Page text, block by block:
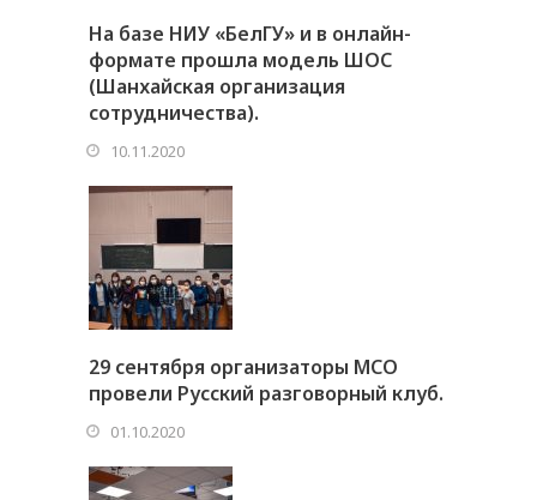
На базе НИУ «БелГУ» и в онлайн-
формате прошла модель ШОС
(Шанхайская организация
сотрудничества).
10.11.2020
29 сентября организаторы МСО
провели Русский разговорный клуб.
01.10.2020